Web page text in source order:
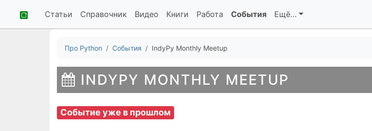
Статьи Справочник Видео Книги Работа События Ещё…
Про Python События IndyPy Monthly Meetup
INDYPY MONTHLY MEETUP
Событие уже в прошлом